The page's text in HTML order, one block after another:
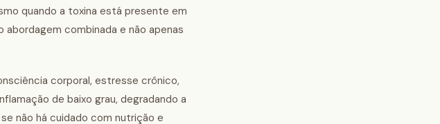
quando a toxina está presente em
combinada e não apenas
corporal, estresse crônico,
de baixo grau, degradando a
não há cuidado com nutrição e